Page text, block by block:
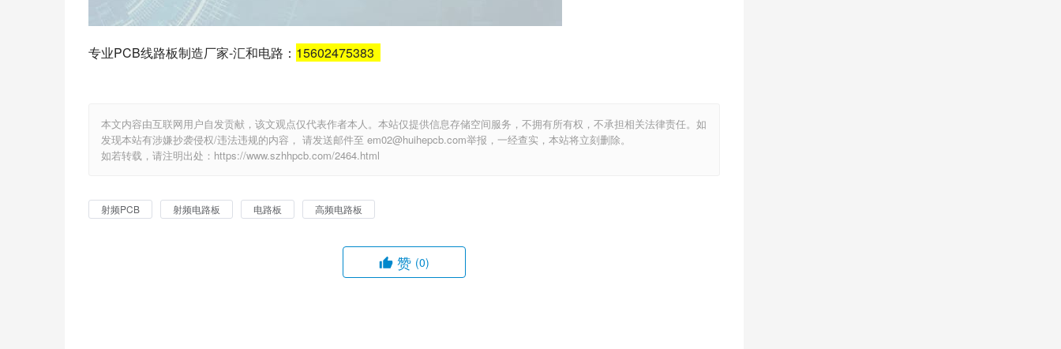
专业PCB线路板制造厂家-汇和电路： 15602475383
本文内容由互联网用户自发贡献，该文观点仅代表作者本人。本站仅提供信息存储空间服务，不拥有所有权，不承担相关法律责任。如
发现本站有涉嫌抄袭侵权/违法违规的内容， 请发送邮件至 em02@huihepcb.com举报，一经查实，本站将立刻删除。
如若转载，请注明出处：https://www.szhhpcb.com/2464.html
射频PCB 射频电路板 电路板 高频电路板
赞 (0)